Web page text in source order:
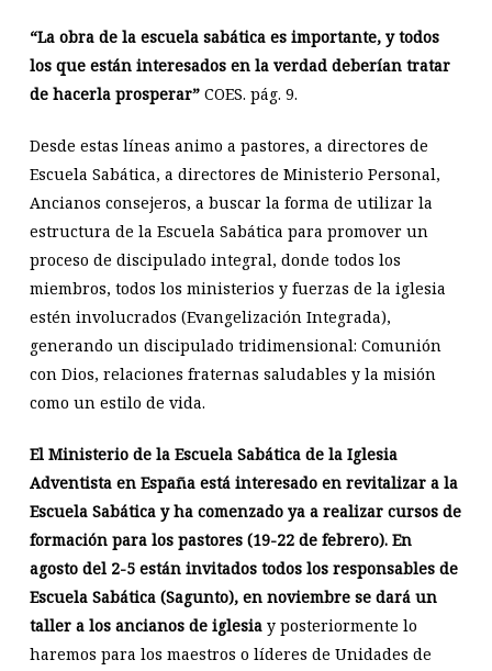
“La obra de la escuela sabática es importante, y todos
los que están interesados en la verdad deberían tratar
de hacerla prosperar”COES. pág. 9.
Desde estas líneas animo a pastores, a directores de
Escuela Sabática, a directores de Ministerio Personal,
Ancianos consejeros, a buscar la forma de utilizar la
estructura de la Escuela Sabática para promover un
proceso de discipulado integral, donde todos los
miembros, todos los ministerios y fuerzas de la iglesia
estén involucrados (Evangelización Integrada),
generando un discipulado tridimensional: Comunión
con Dios, relaciones fraternas saludables y la misión
como un estilo de vida.
El Ministerio de la Escuela Sabática de la Iglesia
Adventista en España está interesado en revitalizar a la
Escuela Sabática y ha comenzado ya a realizar cursos de
formación para los pastores (19-22 de febrero). En
agosto del 2-5 están invitados todos los responsables de
Escuela Sabática (Sagunto), en noviembre se dará un
taller a los ancianos de iglesiay posteriormente lo
haremos para los maestros o líderes de Unidades de